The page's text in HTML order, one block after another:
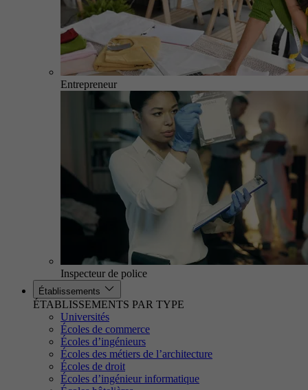
Entrepreneur
Inspecteur de police
Établissements
ÉTABLISSEMENTS PAR TYPE
Universités
Écoles de commerce
Écoles d’ingénieurs
Écoles des métiers de l’architecture
Écoles de droit
Écoles d’ingénieur informatique